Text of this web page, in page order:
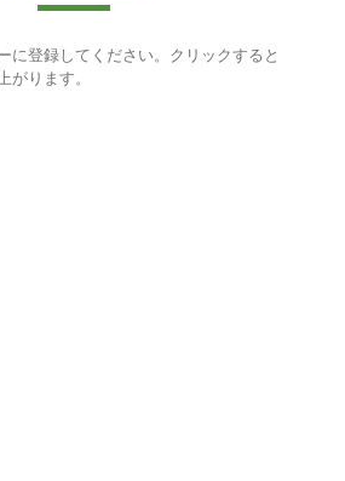
に登録してください。クリックすると
がります。